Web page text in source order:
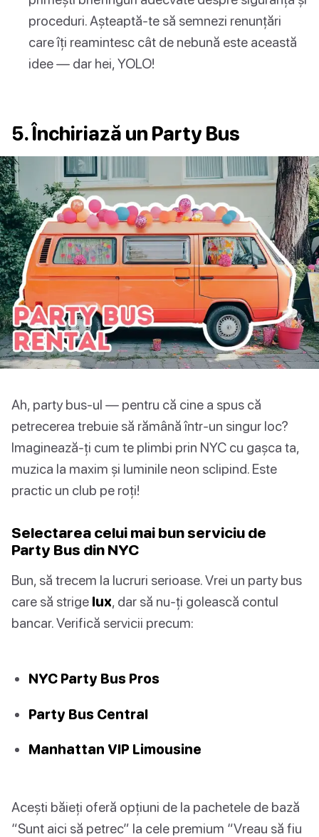
proceduri. Așteaptă-te să semnezi renunțări
care îți reamintesc cât de nebună este această
idee — dar hei, YOLO!
5. Închiriază un Party Bus
Ah, party bus-ul — pentru că cine a spus că
petrecerea trebuie să rămână într-un singur loc?
Imaginează-ți cum te plimbi prin NYC cu gașca ta,
muzica la maxim și luminile neon sclipind. Este
practic un club pe roți!
Selectarea celui mai bun serviciu de
Party Bus din NYC
Bun, să trecem la lucruri serioase. Vrei un party bus
care să strige lux, dar să nu-ți golească contul
bancar. Verifică servicii precum:
NYC Party Bus Pros
Party Bus Central
Manhattan VIP Limousine
Acești băieți oferă opțiuni de la pachetele de bază
“Sunt aici să petrec” la cele premium “Vreau să fiu